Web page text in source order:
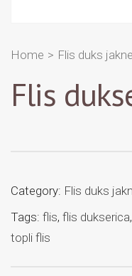
Home > Flis duks jakne
Flis
Category: Flis duks
Tags: flis, flis dukserica,
topli flis